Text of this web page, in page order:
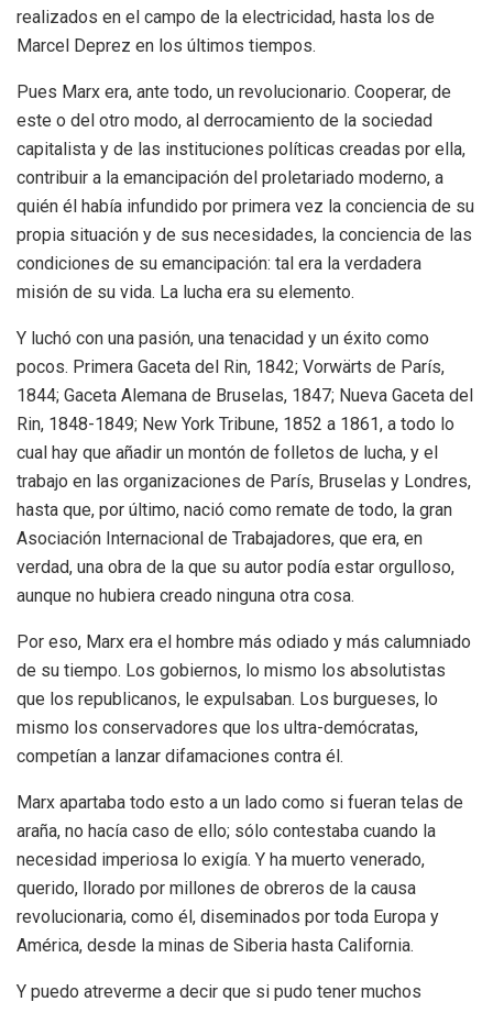
realizados en el campo de la electricidad, hasta los de
Marcel Deprez en los últimos tiempos.
Pues Marx era, ante todo, un revolucionario. Cooperar, de
este o del otro modo, al derrocamiento de la sociedad
capitalista y de las instituciones políticas creadas por ella,
contribuir a la emancipación del proletariado moderno, a
quién él había infundido por primera vez la conciencia de su
propia situación y de sus necesidades, la conciencia de las
condiciones de su emancipación: tal era la verdadera
misión de su vida. La lucha era su elemento.
Y luchó con una pasión, una tenacidad y un éxito como
pocos. Primera Gaceta del Rin, 1842; Vorwärts de París,
1844; Gaceta Alemana de Bruselas, 1847; Nueva Gaceta del
Rin, 1848-1849; New York Tribune, 1852 a 1861, a todo lo
cual hay que añadir un montón de folletos de lucha, y el
trabajo en las organizaciones de París, Bruselas y Londres,
hasta que, por último, nació como remate de todo, la gran
Asociación Internacional de Trabajadores, que era, en
verdad, una obra de la que su autor podía estar orgulloso,
aunque no hubiera creado ninguna otra cosa.
Por eso, Marx era el hombre más odiado y más calumniado
de su tiempo. Los gobiernos, lo mismo los absolutistas
que los republicanos, le expulsaban. Los burgueses, lo
mismo los conservadores que los ultra-demócratas,
competían a lanzar difamaciones contra él.
Marx apartaba todo esto a un lado como si fueran telas de
araña, no hacía caso de ello; sólo contestaba cuando la
necesidad imperiosa lo exigía. Y ha muerto venerado,
querido, llorado por millones de obreros de la causa
revolucionaria, como él, diseminados por toda Europa y
América, desde la minas de Siberia hasta California.
Y puedo atreverme a decir que si pudo tener muchos